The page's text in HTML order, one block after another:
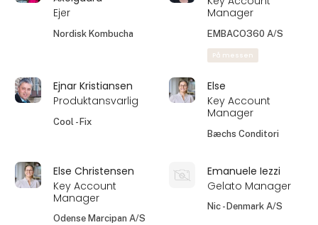
Ejer
Nordisk Kombucha
Manager
EMBACO360 A/S
På messen
Ejnar Kristiansen
Produktansvarlig
Cool - Fix
Else
Key Account
Manager
Bæchs Conditori
Else Christensen
Key Account
Manager
Odense Marcipan A/S
Emanuele Iezzi
Gelato Manager
Nic - Denmark A/S